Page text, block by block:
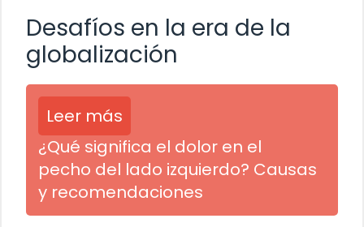
Desafíos en la era de la
globalización
Leer más
¿Qué significa el dolor en el
pecho del lado izquierdo? Causas
y recomendaciones